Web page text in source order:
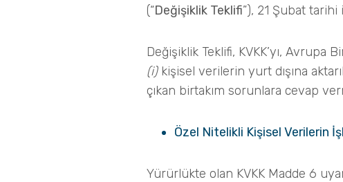
(“Değişiklik Teklifi”), 21 Şubat tarihi
Değişiklik Teklifi, KVKK’yı, Avrupa
(i)kişisel verilerin yurt dışına
çıkan birtakım sorunlara cevap
Özel Nitelikli Kişisel Verilerin
Yürürlükte olan KVKK Madde 6